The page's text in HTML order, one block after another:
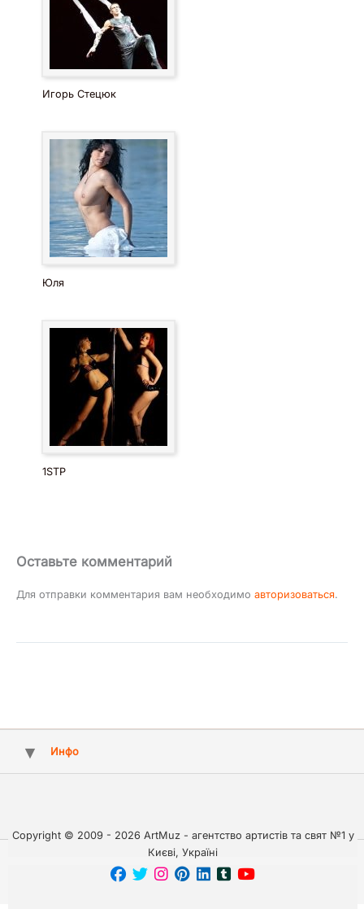
Игорь Стецюк
Юля
1STP
Оставьте комментарий
Для отправки комментария вам необходимо авторизоваться.
Инфо
Copyright © 2009 - 2026 ArtMuz - агентство артистів та свят №1 у
Києві, Україні